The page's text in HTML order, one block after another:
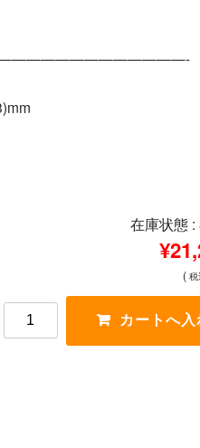
在庫状態 :
( 税